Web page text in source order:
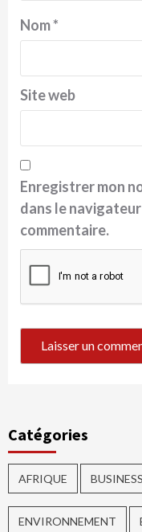
Nom*
Site web
Enregistrer mon
dans le
commentaire.
Catégories
AFRIQUE BUSINESS
ENVIRONNEMENT